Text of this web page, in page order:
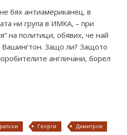
бях антиамериканец. в
ни група в ИМКА, – при
на политици, обявих, че най
Защо ли? Защото
англичани, борел
Георги
Димитров